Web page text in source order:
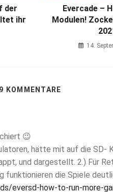
der
ihr
Evercade –
Modulen!
14.
KOMMENTARE
😉
hätte mit auf die
und dargestellt. 2.) Für
funktionieren die Spiele
eversd-how-to-run-more-